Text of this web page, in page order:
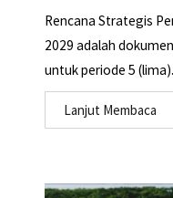
Rencana Strategis
2029 adalah
untuk periode 5
Lanjut Membaca